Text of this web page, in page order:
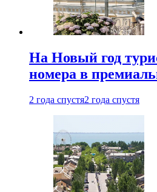
На Новый год
номера в
2 года спустя2 года спустя